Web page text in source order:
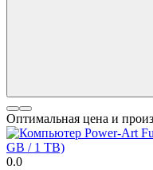
Оптимальная цена и
0.0